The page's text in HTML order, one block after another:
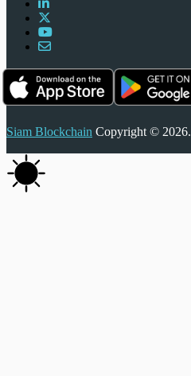
Siam Blockchain Copyright © 2026.